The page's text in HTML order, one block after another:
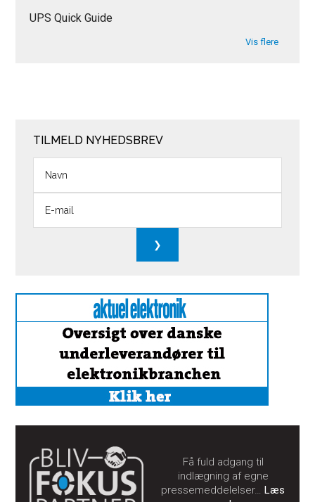
UPS Quick Guide
Vis flere
TILMELD NYHEDSBREV
Få fuld adgang til
indlægning af egne
pressemeddelelser…Læs